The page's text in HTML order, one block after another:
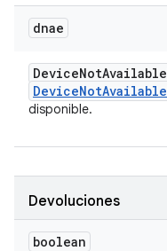
dnae
DeviceNotAvailable
DeviceNotAvailable
disponible.
Devoluciones
boolean